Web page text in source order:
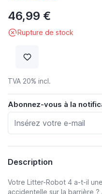
46,99 €
Rupture de stock
TVA 20% incl.
Abonnez-vous à la
Description
Votre Litter-Robot 4 a-t-il
accidentelle sur la barrière